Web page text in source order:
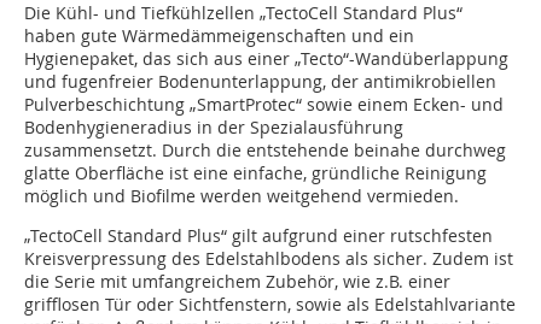
Die Kühl- und Tiefkühlzellen „TectoCell Standard Plus“
haben gute Wärmedämmeigenschaften und ein
Hygienepaket, das sich aus einer „Tecto“-Wandüberlappung
und fugenfreier Bodenunterlappung, der antimikrobiellen
Pulverbeschichtung „SmartProtec“ sowie einem Ecken- und
Bodenhygieneradius in der Spezialausführung
zusammensetzt. Durch die entstehende beinahe durchweg
glatte Oberfläche ist eine einfache, gründliche Reinigung
möglich und Biofilme werden weitgehend vermieden.
„TectoCell Standard Plus“ gilt aufgrund einer rutschfesten
Kreisverpressung des Edelstahlbodens als sicher. Zudem ist
die Serie mit umfangreichem Zubehör, wie z.B. einer
grifflosen Tür oder Sichtfenstern, sowie als Edelstahlvariante